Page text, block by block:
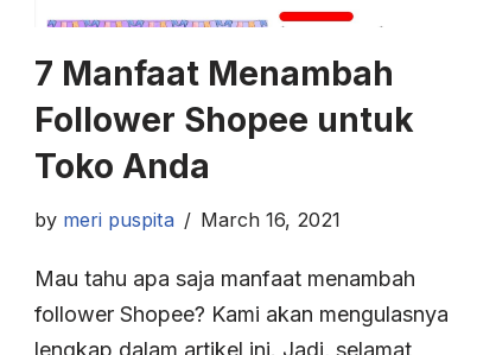
7 Manfaat Menambah
Follower Shopee untuk
Toko Anda
by meri puspita March 16, 2021
Mau tahu apa saja manfaat menambah
follower Shopee? Kami akan mengulasnya
lengkap dalam artikel ini. Jadi, selamat